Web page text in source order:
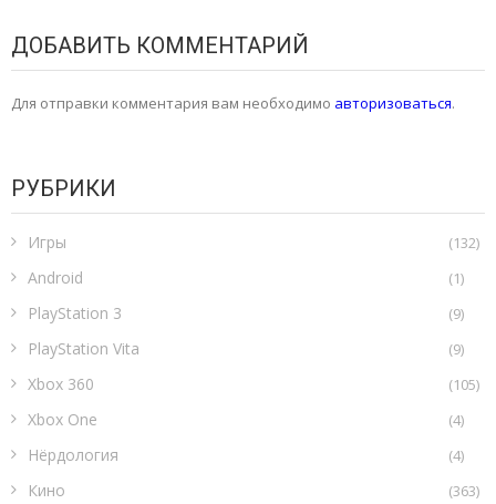
ДОБАВИТЬ КОММЕНТАРИЙ
Для отправки комментария вам необходимо авторизоваться.
РУБРИКИ
Игры (132)
Android (1)
PlayStation 3 (9)
PlayStation Vita (9)
Xbox 360 (105)
Xbox One (4)
Нёрдология (4)
Кино (363)